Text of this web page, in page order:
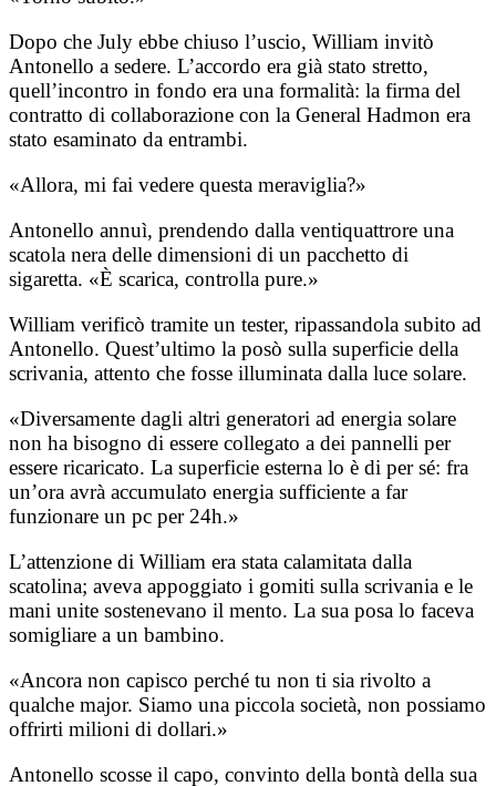
Dopo che July ebbe chiuso l’uscio, William invitò
Antonello a sedere. L’accordo era già stato stretto,
quell’incontro in fondo era una formalità: la firma del
contratto di collaborazione con la General Hadmon era
stato esaminato da entrambi.
«Allora, mi fai vedere questa meraviglia?»
Antonello annuì, prendendo dalla ventiquattrore una
scatola nera delle dimensioni di un pacchetto di
sigaretta. «È scarica, controlla pure.»
William verificò tramite un tester, ripassandola subito ad
Antonello. Quest’ultimo la posò sulla superficie della
scrivania, attento che fosse illuminata dalla luce solare.
«Diversamente dagli altri generatori ad energia solare
non ha bisogno di essere collegato a dei pannelli per
essere ricaricato. La superficie esterna lo è di per sé: fra
un’ora avrà accumulato energia sufficiente a far
funzionare un pc per 24h.»
L’attenzione di William era stata calamitata dalla
scatolina; aveva appoggiato i gomiti sulla scrivania e le
mani unite sostenevano il mento. La sua posa lo faceva
somigliare a un bambino.
«Ancora non capisco perché tu non ti sia rivolto a
qualche major. Siamo una piccola società, non possiamo
offrirti milioni di dollari.»
Antonello scosse il capo, convinto della bontà della sua